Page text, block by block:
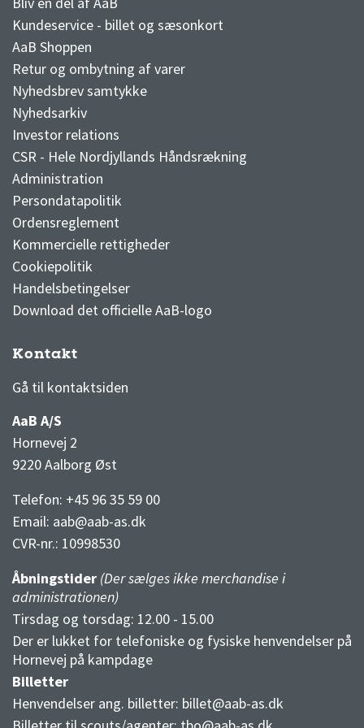
Kundeservice - billet og sæsonkort
AaB Shoppen
Retur og ombytning af varer
Nyhedsbrev samtykke
Nyhedsarkiv
Investor relations
CSR - Hele Nordjyllands Håndsrækning
Administration
Persondatapolitik
Ordensreglement
Kommercielle rettigheder
Cookiepolitik
Handelsbetingelser
Download det officielle AaB-logo
Kontakt
Gå til kontaktsiden
AaB A/S
Hornevej 2
9220 Aalborg Øst
Telefon: +45 96 35 59 00
Email: aab@aab-as.dk
CVR-nr.: 10998530
Åbningstider (Der sælges ikke merchandise i
administrationen)
Tirsdag og torsdag: 12.00 - 15.00
Der er lukket for telefoniske og fysiske henvendelser på
Hornevej på kampdage
Billetter
Henvendelser ang. billetter: billet@aab-as.dk